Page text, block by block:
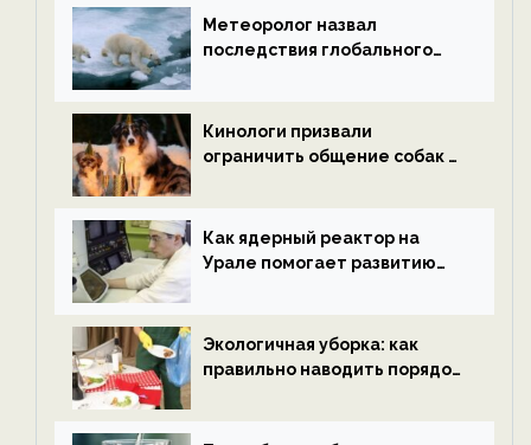
Метеоролог назвал
последствия глобального
ECOportal
Кинологи призвали
ограничить общение собак с
ECOportal
Как ядерный реактор на
Урале помогает развитию
ECOportal
Экологичная уборка: как
правильно наводить порядок